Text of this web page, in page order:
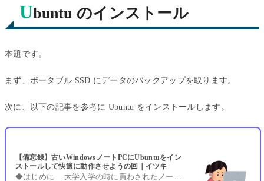
Ubuntu のインストール
本題です。
まず、ポータブル SSD にデータのバックアップを取ります。
次に、以下の記事を参考に Ubuntu をインストールします。
【備忘録】古いWindowsノートPCにUbuntuをイン
ストールして快適に動作させようの回｜イツキ